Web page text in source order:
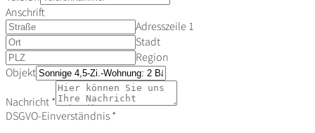
Anschrift
Adresszeile 1
Stadt
Region
Objekt
Nachricht *
DSGVO-Einverständnis *